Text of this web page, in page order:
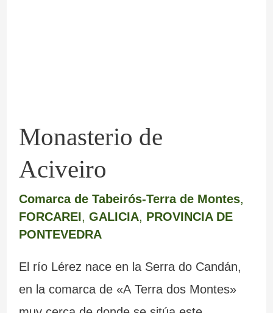
Monasterio de
Aciveiro
Comarca de Tabeirós-Terra de Montes,
FORCAREI, GALICIA, PROVINCIA DE
PONTEVEDRA
El río Lérez nace en la Serra do Candán,
en la comarca de «A Terra dos Montes»